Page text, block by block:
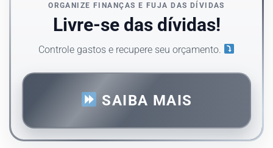
ORGANIZE FINANÇAS E FUJA DAS DÍVIDAS
Livre-se das dívidas!
Controle gastos e recupere seu orçamento.
SAIBA MAIS